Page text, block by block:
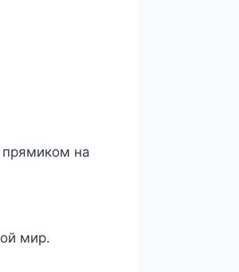
прямиком на
мир.